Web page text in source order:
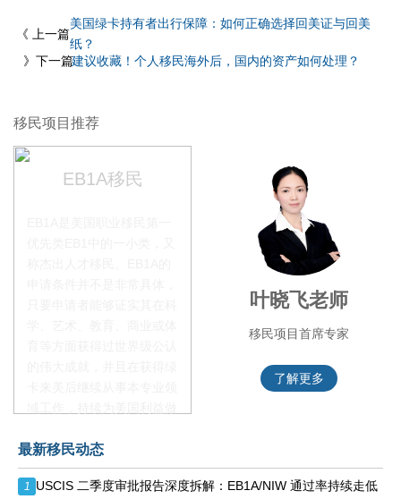
《 上一篇
美国绿卡持有者出行保障：如何正确选择回美证与回美
纸？
》下一篇建议收藏！个人移民海外后，国内的资产如何处理？
移民项目推荐
EB1A移民
额占全球移民签证配额的
28.6%，即大约4万个移民
签证，都会用于满足"优
叶晓飞老师
移民项目首席专家
了解更多
最新移民动态
1
USCIS 二季度审批报告深度拆解：EB1A/NIW 通过率持续走低